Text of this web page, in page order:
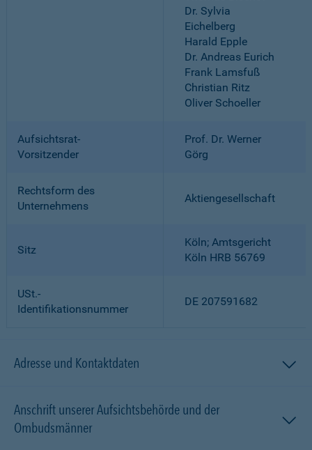
Dr. Sylvia
Eichelberg
Harald Epple
Dr. Andreas Eurich
Frank Lamsfuß
Christian Ritz
Oliver Schoeller
Aufsichtsrat-
Vorsitzender
Prof. Dr. Werner
Görg
Rechtsform des
Unternehmens
Aktiengesellschaft
Sitz
Köln; Amtsgericht
Köln HRB 56769
USt.-
Identifikationsnummer
DE 207591682
Adresse und Kontaktdaten
Anschrift unserer Aufsichtsbehörde und der
Ombudsmänner